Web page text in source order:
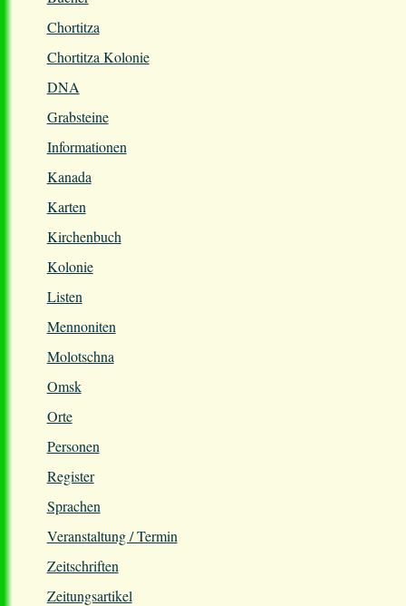
Chortitza
Chortitza Kolonie
DNA
Grabsteine
Informationen
Kanada
Karten
Kirchenbuch
Kolonie
Listen
Mennoniten
Molotschna
Omsk
Orte
Personen
Register
Sprachen
Veranstaltung / Termin
Zeitschriften
Zeitungsartikel